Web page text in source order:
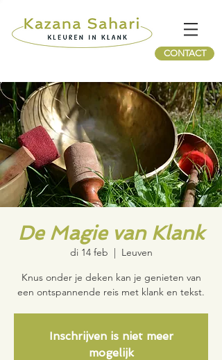
CONTACT
De Magie van Klank
di 14 feb
  |
Leuven
Knus onder je deken kan je genieten van
een ontspannende reis met klank en tekst.
Inschrijven is niet meer
mogelijk